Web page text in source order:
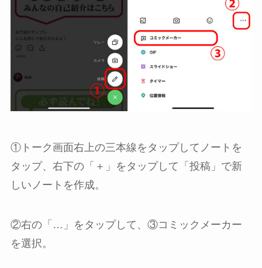
①トーク画面右上の三本線をタップしてノートを
タップ、右下の「＋」をタップして「投稿」で新
しいノートを作成。
②右の「…」をタップして、③コミックメーカー
を選択。